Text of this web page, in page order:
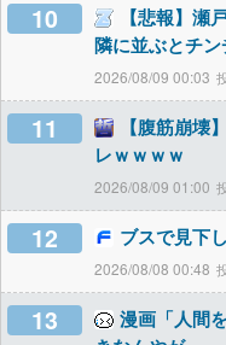
10
【悲報】瀬
隣に並ぶとチ
2026/08/09 00:03
11
【腹筋崩壊
レｗｗｗｗ
2026/08/09 01:00
12 ブスで見下
2026/08/08 00:48
13
漫画「人間